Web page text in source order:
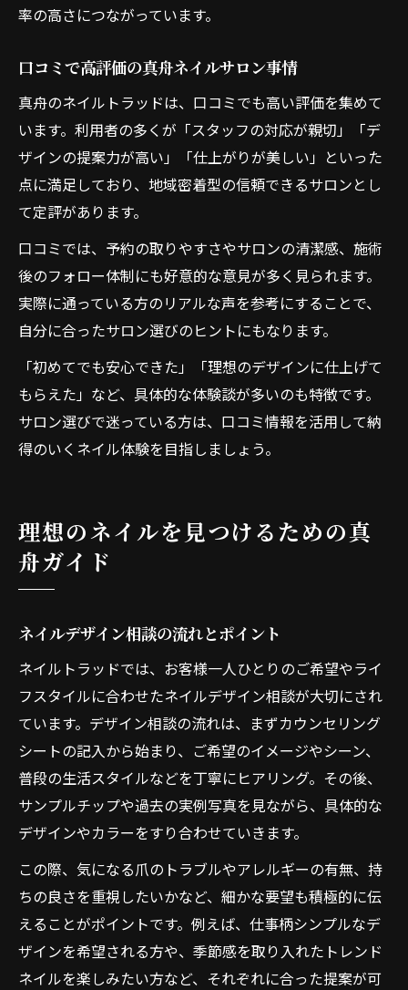
率の高さにつながっています。
口コミで高評価の真舟ネイルサロン事情
真舟のネイルトラッドは、口コミでも高い評価を集めて
います。利用者の多くが「スタッフの対応が親切」「デ
ザインの提案力が高い」「仕上がりが美しい」といった
点に満足しており、地域密着型の信頼できるサロンとし
て定評があります。
口コミでは、予約の取りやすさやサロンの清潔感、施術
後のフォロー体制にも好意的な意見が多く見られます。
実際に通っている方のリアルな声を参考にすることで、
自分に合ったサロン選びのヒントにもなります。
「初めてでも安心できた」「理想のデザインに仕上げて
もらえた」など、具体的な体験談が多いのも特徴です。
サロン選びで迷っている方は、口コミ情報を活用して納
得のいくネイル体験を目指しましょう。
理想のネイルを見つけるための真
舟ガイド
ネイルデザイン相談の流れとポイント
ネイルトラッドでは、お客様一人ひとりのご希望やライ
フスタイルに合わせたネイルデザイン相談が大切にされ
ています。デザイン相談の流れは、まずカウンセリング
シートの記入から始まり、ご希望のイメージやシーン、
普段の生活スタイルなどを丁寧にヒアリング。その後、
サンプルチップや過去の実例写真を見ながら、具体的な
デザインやカラーをすり合わせていきます。
この際、気になる爪のトラブルやアレルギーの有無、持
ちの良さを重視したいかなど、細かな要望も積極的に伝
えることがポイントです。例えば、仕事柄シンプルなデ
ザインを希望される方や、季節感を取り入れたトレンド
ネイルを楽しみたい方など、それぞれに合った提案が可